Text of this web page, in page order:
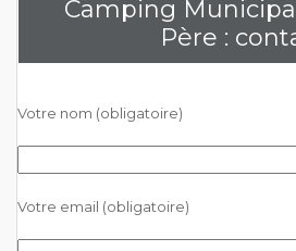
Camping
Père :
Votre nom (obligatoire)
Votre email (obligatoire)